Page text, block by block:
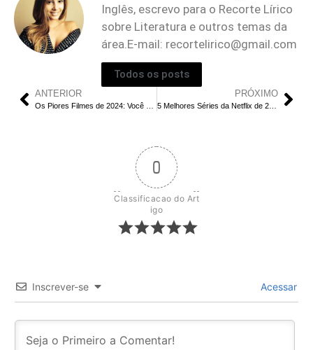
Inglês, escrevo para o Recorte Lírico
sobre Literatura e outros temas da
área.E-mail: recortelirico@gmail.com
Todos os posts
ANTERIOR PRÓXIMO
5 Melhores Séries da Netflix de 2024 que Você Provavelmente Não Assistiu
0
Classificacao do Art
igo
Inscrever-se Acessar